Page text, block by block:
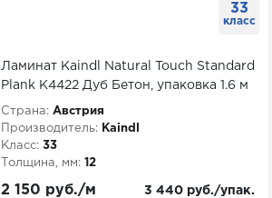
33
класс
Ламинат Kaindl Natural Touch Standard
Plank K4422 Дуб Бетон, упаковка 1.6 м
Страна: Австрия
Производитель:
Kaindl
Класс: 33
Толщина, мм: 12
2 150 руб./м 3 440 руб./упак.